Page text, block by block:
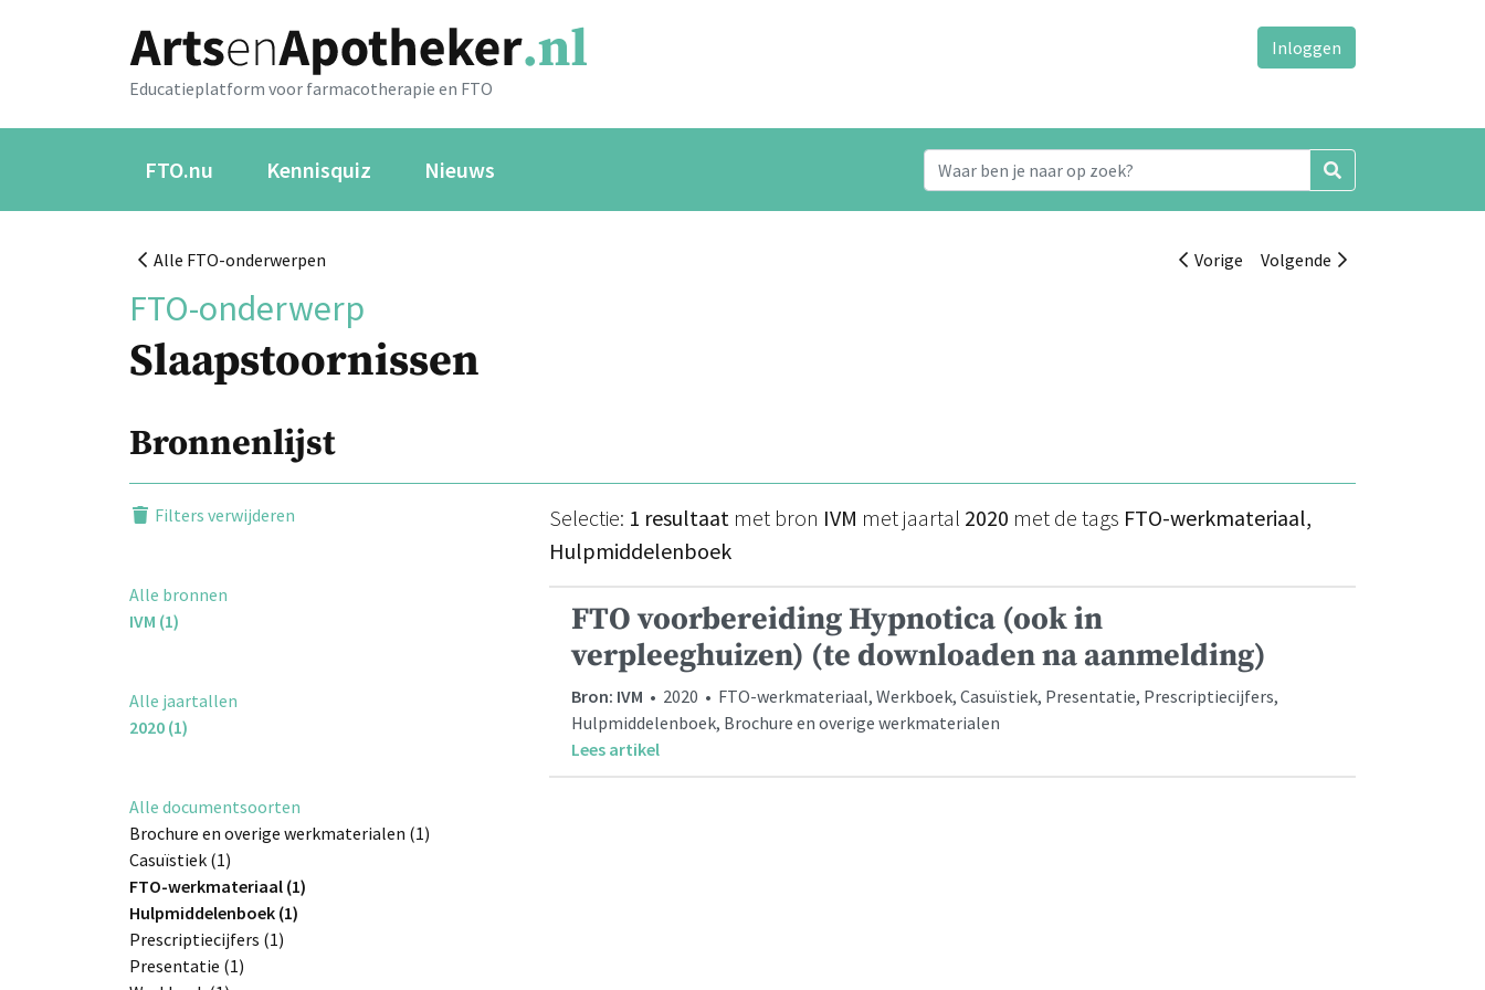
Educatieplatform voor farmacotherapie en FTO
Inloggen
FTO.nu Kennisquiz Nieuws
Alle FTO-onderwerpen Vorige Volgende
FTO-onderwerp
Slaapstoornissen
Bronnenlijst
Filters verwijderen
Alle bronnen
IVM (1)
Alle jaartallen
2020 (1)
Alle documentsoorten
Brochure en overige werkmaterialen (1)
Casuïstiek (1)
FTO-werkmateriaal (1)
Hulpmiddelenboek (1)
Prescriptiecijfers (1)
Presentatie (1)
Selectie: 1 resultaat met bron IVM met jaartal 2020 met de tags FTO-werkmateriaal,
Hulpmiddelenboek
FTO voorbereiding Hypnotica (ook in
verpleeghuizen) (te downloaden na aanmelding)
Bron: IVM • 2020 • FTO-werkmateriaal, Werkboek, Casuïstiek, Presentatie, Prescriptiecijfers,
Hulpmiddelenboek, Brochure en overige werkmaterialen
Lees artikel